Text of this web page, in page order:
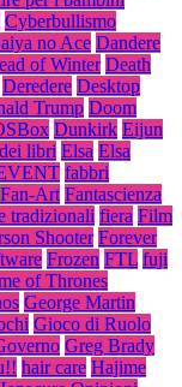
Cyberbullismo
no Ace Dandere
of Winter Death
Deredere Desktop
Trump Doom
Dunkirk Eijun
libri Elsa Elsa
fabbri
Fan-Art Fantascienza
tradizionali fiera Film
Shooter Forever
Frozen FTL fuji
of Thrones
George Martin
Gioco di Ruolo
Greg Brady
hair care Hajime